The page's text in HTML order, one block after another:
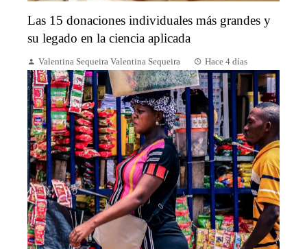
Las 15 donaciones individuales más grandes y
su legado en la ciencia aplicada
Valentina Sequeira Valentina Sequeira Hace 4 días